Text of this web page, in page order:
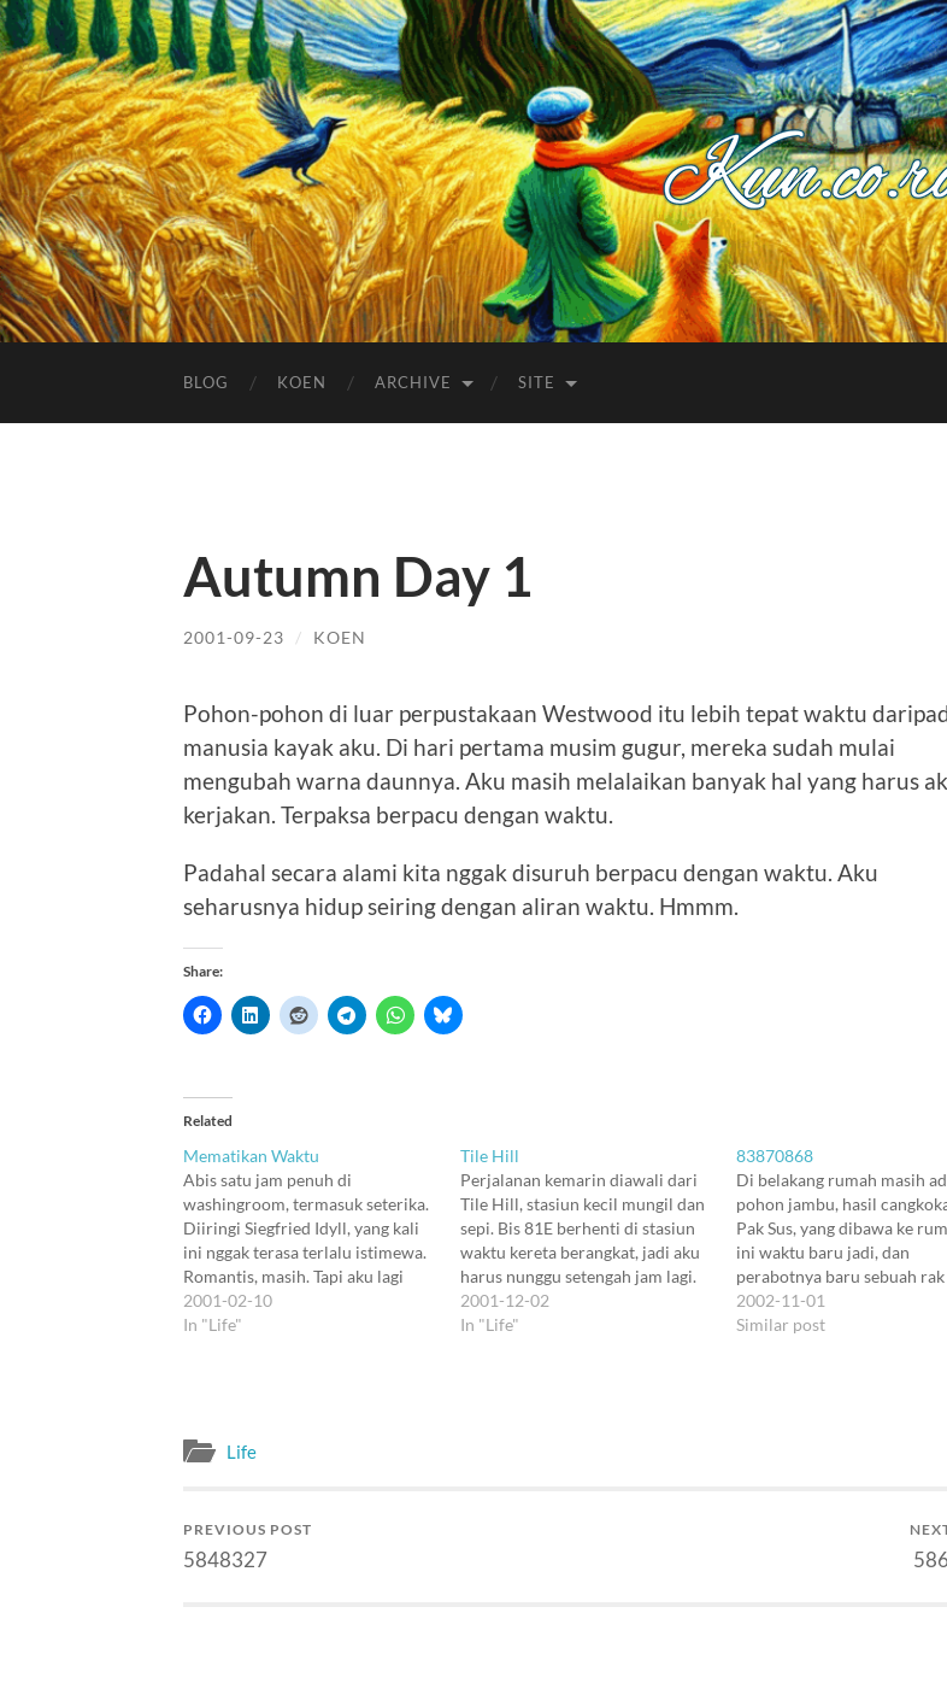
Kuncoro++
BLOG KOEN ARCHIVE SITE
Autumn Day 1
2001-09-23 / KOEN
Pohon-pohon di luar perpustakaan Westwood itu lebih tepat waktu
manusia kayak aku. Di hari pertama musim gugur, mereka sudah mulai
mengubah warna daunnya. Aku masih melalaikan banyak hal yang harus
kerjakan. Terpaksa berpacu dengan waktu.
Padahal secara alami kita nggak disuruh berpacu dengan waktu. Aku
seharusnya hidup seiring dengan aliran waktu. Hmmm.
Share:
Related
Mematikan Waktu
Abis satu jam penuh di
washingroom, termasuk seterika.
Diiringi Siegfried Idyll, yang kali
ini nggak terasa terlalu istimewa.
Romantis, masih. Tapi aku lagi
dipaksa jauhan sih, mana bisa
menghayati iringan Siegfried dan
2001-02-10
In "Life"
Tile Hill
Perjalanan kemarin diawali dari
Tile Hill, stasiun kecil mungil dan
sepi. Bis 81E berhenti di stasiun
waktu kereta berangkat, jadi aku
harus nunggu setengah jam lagi.
Pintu stasiun otomatis terbuka,
dan si penjaga loket yang
2001-12-02
In "Life"
83870868
Di belakang rumah masih
pohon jambu, hasil
Pak Sus, yang dibawa ke
ini waktu baru jadi, dan
perabotnya baru sebuah
di kamar tamu. Di Dalnet
Bandung (for non
2002-11-01
Similar post
Life
PREVIOUS POST
5848327